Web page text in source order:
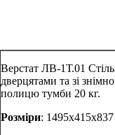
Верстат ЛВ-1Т.01
дверцятами та зі
полицю тумби 20 кг.
Розміри: 1495х415х837